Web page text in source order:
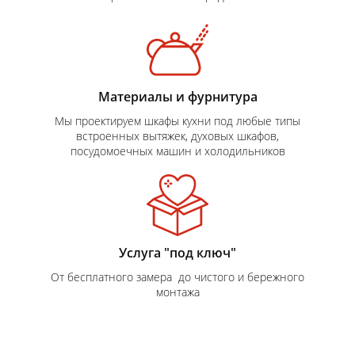
Материалы и фурнитура
Мы проектируем шкафы кухни под любые типы
встроенных вытяжек, духовых шкафов,
посудомоечных машин и холодильников
Услуга "под ключ"
От бесплатного замера до чистого и бережного
монтажа